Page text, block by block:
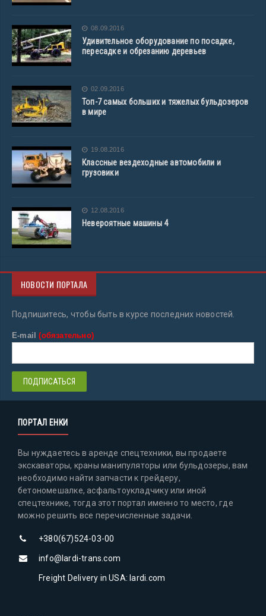
08.09.2016
Удивительное оборудование по посадке,
пересадке и обрезанию деревьев
02.09.2016
Топ-7 самых больших и тяжелых бульдозеров
в мире
19.08.2016
Классные вездеходные автомобили и
грузовики
12.08.2016
Невероятные машины 4
НОВОСТИ ПОРТАЛА
Подпишитесь, чтобы быть в курсе последних новостей.
E-mail(обязательно)
ПОРТАЛ ЕНКИ
Вы нуждаетесь в аренде спецтехники, вы продаете
экскаваторы, краны манипуляторы или бульдозеры, вам
необходимо найти запчасти к грейдеру,
бетономешалке, асфальтоукладчику или иной
спецтехнике, тогда этот портал именно то место, где
можно решить все перечисленные задачи.
+380(67)524-03-00
info@lardi-trans.com
Freight Delivery in USA: lardi.com